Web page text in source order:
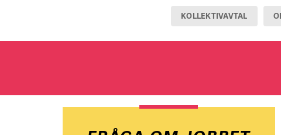
KOLLEKTIVAVTAL